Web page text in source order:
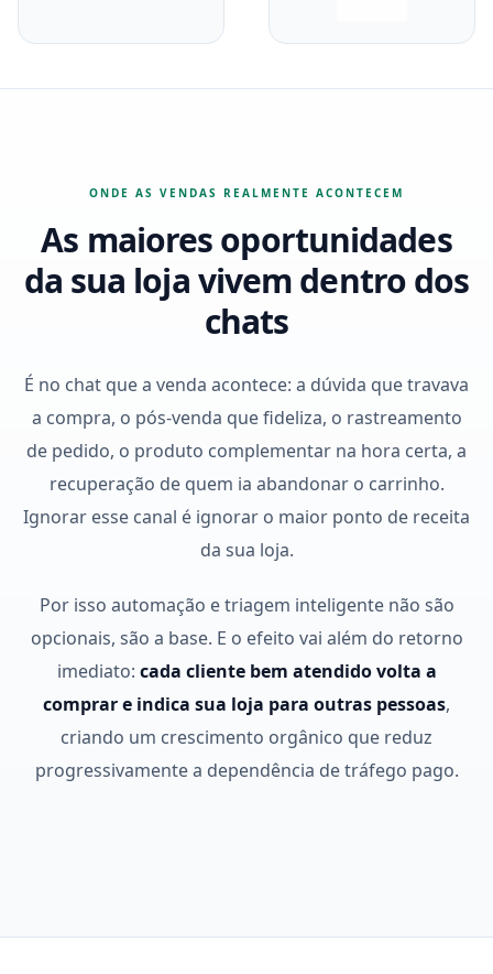
ONDE AS VENDAS REALMENTE ACONTECEM
As maiores oportunidades
da sua loja vivem dentro dos
chats
É no chat que a venda acontece: a dúvida que travava
a compra, o pós-venda que fideliza, o rastreamento
de pedido, o produto complementar na hora certa, a
recuperação de quem ia abandonar o carrinho.
Ignorar esse canal é ignorar o maior ponto de receita
da sua loja.
Por isso automação e triagem inteligente não são
opcionais, são a base. E o efeito vai além do retorno
imediato: cada cliente bem atendido volta a
comprar e indica sua loja para outras pessoas,
criando um crescimento orgânico que reduz
progressivamente a dependência de tráfego pago.